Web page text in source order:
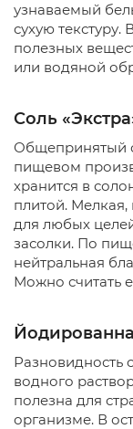
узнаваемый
сухую
полезных
или водяной
Соль
Общепринятый
пищевом
хранится в
плитой.
для любых
засолки. По
нейтральная
Можно считать
Разновидность
водного
полезна для
организме. В